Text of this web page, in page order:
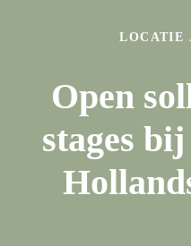
LOCATIE
Open
stages